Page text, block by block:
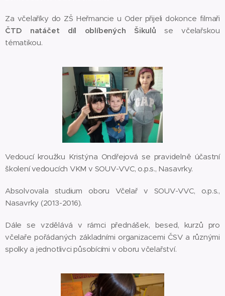
Za včelaříky do ZŠ Heřmancie u Oder přijeli dokonce filmaři
ČTD natáčet díl oblíbených Šikulů se včelařskou
tématikou.
Vedoucí kroužku Kristýna Ondřejová se pravidelně účastní
školení vedoucích VKM v SOUV-VVC, o.p.s., Nasavrky.
Absolvovala studium oboru Včelař v SOUV-VVC, o.p.s.,
Nasavrky (2013-2016).
Dále se vzdělává v rámci přednášek, besed, kurzů pro
včelaře pořádaných základními organizacemi ČSV a různými
spolky a jednotlivci působícími v oboru včelařství.